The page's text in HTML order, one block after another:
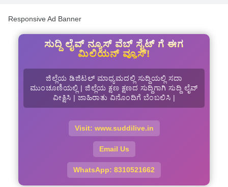
Responsive Ad Banner
ಸುದ್ದಿ ಲೈವ್ ನ್ಯೂಸ್ ವೆಬ್ ಸೈಟ್ ಗೆ ಈಗ
ಮಿಲಿಯನ್ ವ್ಯೂಸ್!
ಜಿಲ್ಲೆಯ ಡಿಜಿಟಲ್ ಮಾಧ್ಯಮದಲ್ಲಿ ಸುದ್ದಿಯಲ್ಲಿ ಸದಾ
ಮುಂಚೂಣಿಯಲ್ಲಿ | ಜಿಲ್ಲೆಯ ಕ್ಷಣ ಕ್ಷಣದ ಸುದ್ದಿಗಾಗಿ ಸುದ್ದಿ ಲೈವ್
ವೀಕ್ಷಿಸಿ | ಜಾಹಿರಾತು ವಿನೊಂದಿಗೆ ಬೆಂಬಲಿಸಿ |
Visit: www.suddilive.in
Email Us
WhatsApp: 8310521662